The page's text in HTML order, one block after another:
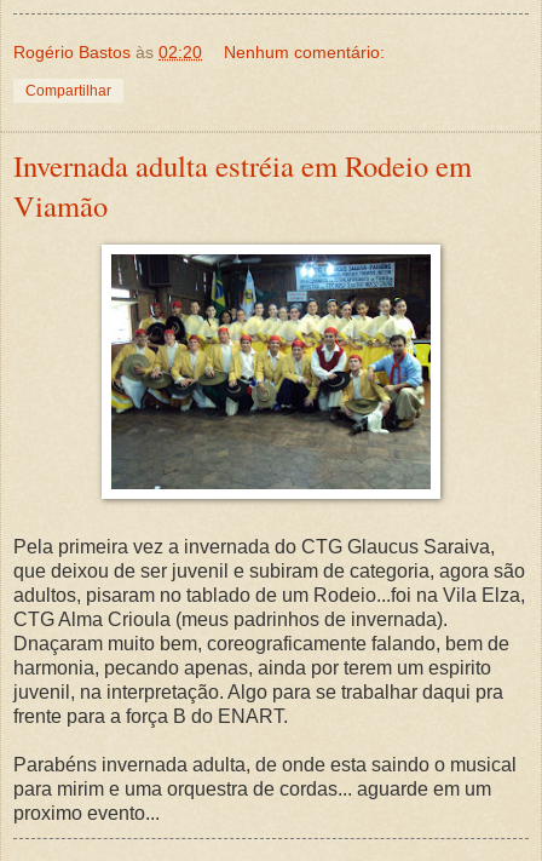
Rogério Bastos às 02:20 Nenhum comentário:
Compartilhar
Invernada adulta estréia em Rodeio em
Viamão
Pela primeira vez a invernada do CTG Glaucus Saraiva,
que deixou de ser juvenil e subiram de categoria, agora são
adultos, pisaram no tablado de um Rodeio...foi na Vila Elza,
CTG Alma Crioula (meus padrinhos de invernada).
Dnaçaram muito bem, coreograficamente falando, bem de
harmonia, pecando apenas, ainda por terem um espirito
juvenil, na interpretação. Algo para se trabalhar daqui pra
frente para a força B do ENART.
Parabéns invernada adulta, de onde esta saindo o musical
para mirim e uma orquestra de cordas... aguarde em um
proximo evento...